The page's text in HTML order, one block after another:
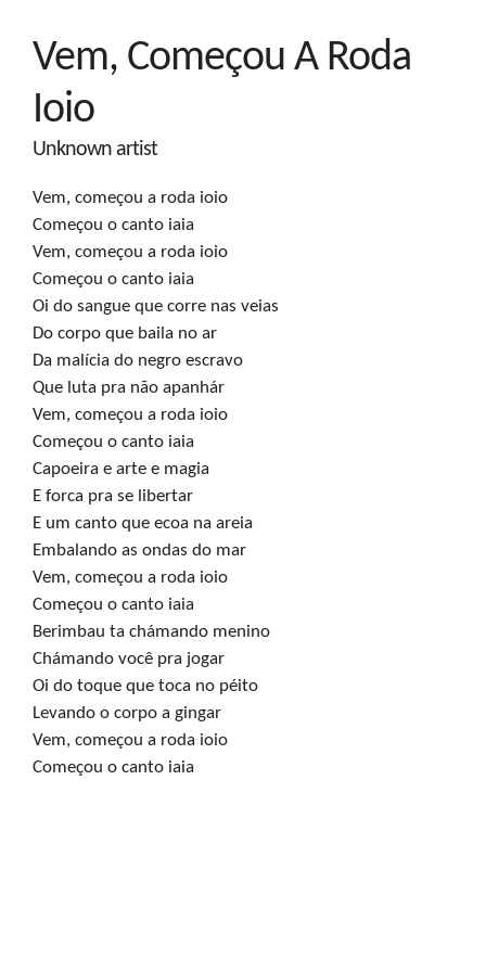
Vem, Começou A Roda
Ioio
Unknown artist
Vem, começou a roda ioio
Começou o canto iaia
Vem, começou a roda ioio
Começou o canto iaia
Oi do sangue que corre nas veias
Do corpo que baila no ar
Da malícia do negro escravo
Que luta pra não apanhár
Vem, começou a roda ioio
Começou o canto iaia
Capoeira e arte e magia
E forca pra se libertar
E um canto que ecoa na areia
Embalando as ondas do mar
Vem, começou a roda ioio
Começou o canto iaia
Berimbau ta chámando menino
Chámando você pra jogar
Oi do toque que toca no péito
Levando o corpo a gingar
Vem, começou a roda ioio
Começou o canto iaia